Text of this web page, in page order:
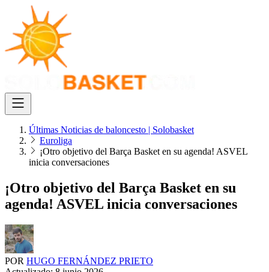
Últimas Noticias de baloncesto | Solobasket
Euroliga
¡Otro objetivo del Barça Basket en su agenda! ASVEL
inicia conversaciones
¡Otro objetivo del Barça Basket en su
agenda! ASVEL inicia conversaciones
POR HUGO FERNÁNDEZ PRIETO